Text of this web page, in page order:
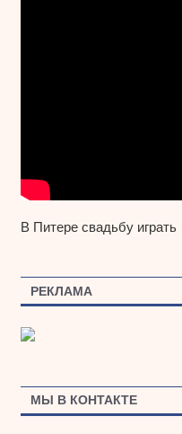
В Питере свадьбу играть
РЕКЛАМА
МЫ В КОНТАКТЕ